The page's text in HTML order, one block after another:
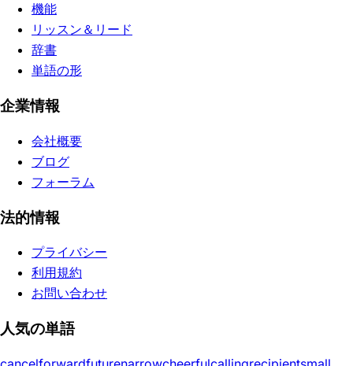
機能
リッスン＆リード
辞書
単語の形
企業情報
会社概要
ブログ
フォーラム
法的情報
プライバシー
利用規約
お問い合わせ
人気の単語